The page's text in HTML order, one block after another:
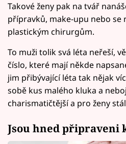
Takové ženy pak na tvář
přípravků, make-upu nebo
plastickým chirurgům.
To muži tolik svá léta neřeší,
číslo, které mají někde
jim přibývající léta tak nějak
sobě kus malého kluka a
charismatičtější a pro ženy
Jsou hned připraveni